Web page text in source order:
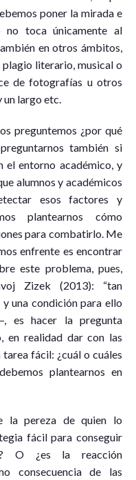
poner la mirada e
no toca únicamente al
en otros ámbitos,
literario, musical o
de fotografías u otros
un largo etc.
preguntemos ¿por qué
también si
el entorno académico, y
alumnos y académicos
esos factores y
plantearnos cómo
para combatirlo. Me
enfrente es encontrar
este problema, pues,
Zizek (2013): “tan
una condición para ello
es hacer la pregunta
en realidad dar con las
fácil: ¿cuál o cuáles
plantearnos en
la pereza de quien lo
fácil para conseguir
O ¿es la reacción
consecuencia de las